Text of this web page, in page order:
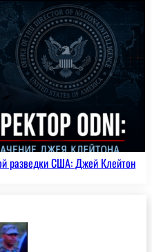
разведки США: Джей Клейтон